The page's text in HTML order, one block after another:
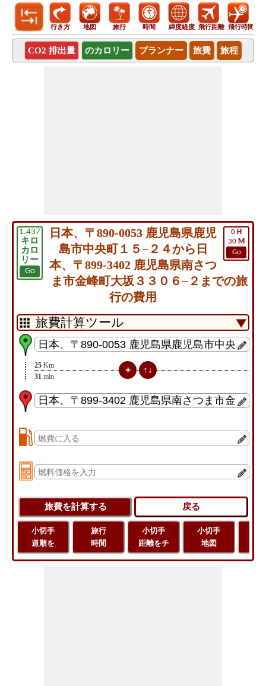
行き方 地図 旅行 時間 緯度経度 飛行距離 飛行時間
CO2 排出量 のカロリー プランナー 旅費 旅程
1.437
キロ
カロ
リー
Go
0 H
30 M
Go
日本、〒890-0053 鹿児島県鹿児
島市中央町１５−２４から日
本、〒899-3402 鹿児島県南さつ
ま市金峰町大坂３３０６−２までの旅
行の費用
25 Km
31 min
小切手
道順を
旅行
時間
小切手
距離をチ
小切手
地図